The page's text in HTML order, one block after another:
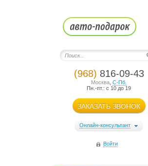
(968) 816-09-43
Москва ,С-Пб.
Пн.-пт.: с 10 до 19
ЗАКАЗАТЬ ЗВОНОК
Онлайн-консультант
Войти